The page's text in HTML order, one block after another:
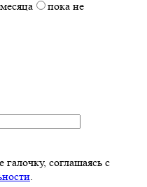
пока не
соглашаясь с